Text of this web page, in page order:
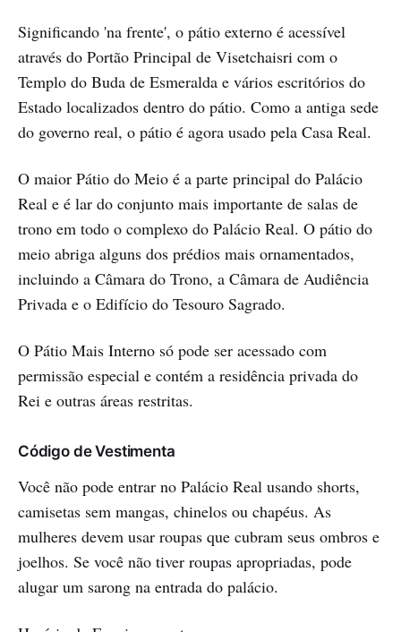
Significando 'na frente', o pátio externo é acessível
através do Portão Principal de Visetchaisri com o
Templo do Buda de Esmeralda e vários escritórios do
Estado localizados dentro do pátio. Como a antiga sede
do governo real, o pátio é agora usado pela Casa Real.
O maior Pátio do Meio é a parte principal do Palácio
Real e é lar do conjunto mais importante de salas de
trono em todo o complexo do Palácio Real. O pátio do
meio abriga alguns dos prédios mais ornamentados,
incluindo a Câmara do Trono, a Câmara de Audiência
Privada e o Edifício do Tesouro Sagrado.
O Pátio Mais Interno só pode ser acessado com
permissão especial e contém a residência privada do
Rei e outras áreas restritas.
Código de Vestimenta
Você não pode entrar no Palácio Real usando shorts,
camisetas sem mangas, chinelos ou chapéus. As
mulheres devem usar roupas que cubram seus ombros e
joelhos. Se você não tiver roupas apropriadas, pode
alugar um sarong na entrada do palácio.